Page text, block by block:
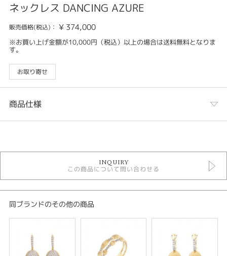
ネックレス DANCING AZURE
販売価格(税込)： ¥ 374,000
※お買い上げ金額が10,000円（税込）以上の場合は送料無料となりま
す。
お取り寄せ
商品仕様
NANIS
金種
K18YG
ブルートパーズ
INQUIRY
この商品について問い合わせる
同ブランドのその他の商品